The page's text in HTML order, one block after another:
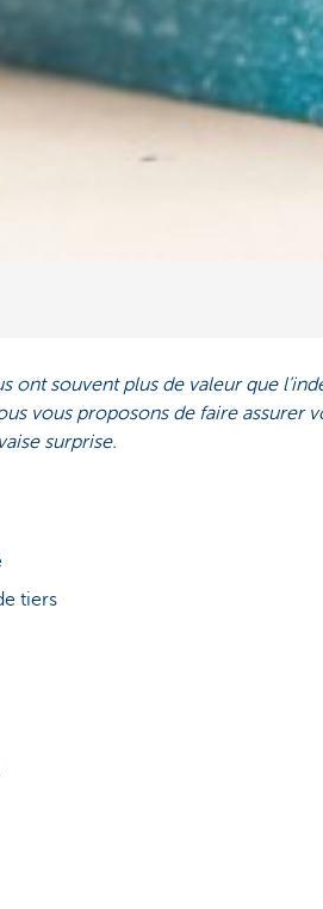
ont souvent plus de valeur que
vous proposons de faire assurer
surprise.
tiers